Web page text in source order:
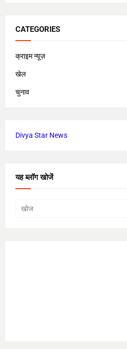
CATEGORIES
क्राइम न्यूज़
खेल
चुनाव
Divya Star News
यह ब्लॉग खोजें